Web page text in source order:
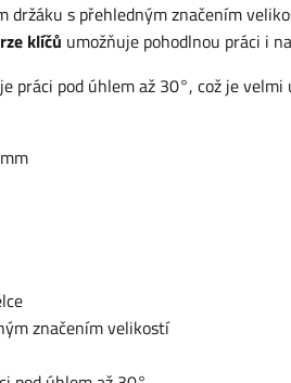
držáku s přehledným značením
klíčů umožňuje pohodlnou práci i
práci pod úhlem až 30°, což je
značením velikostí